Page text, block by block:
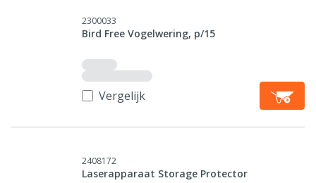
2300033
Bird Free Vogelwering, p/15
Vergelijk
2408172
Laserapparaat Storage Protector